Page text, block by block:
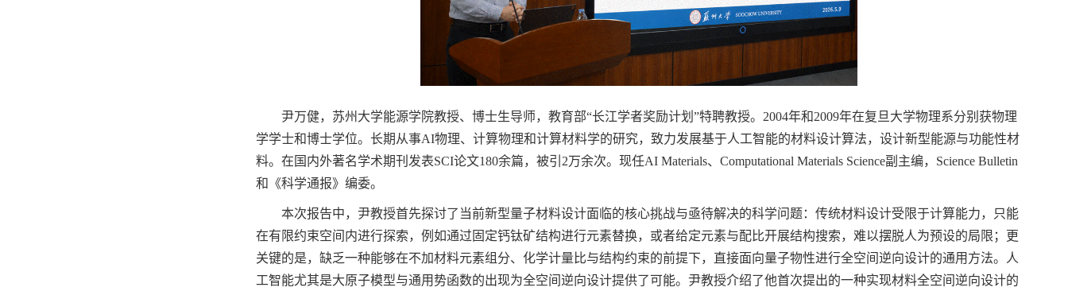
尹万健，苏州大学能源学院教授、博士生导师，教育部“长江学者奖励计划”特聘教授。 2004年和2009年在复旦大学物理系分别获物理
学学士和博士学位。长期从事AI物理、计算物理和计算材料学的研究，致力发展基于人工智能的材料设计算法，设计新型能源与功能性材
料。在国内外著名学术期刊发表SCI论文180余篇，被引 2万余次。现任AI Materials、 Computational Materials Science副主编， Science Bulletin
和《科学通报》编委。
本次报告中，尹教授首先探讨了当前新型量子材料设计面临的核心挑战与亟待解决的科学问题：传统材料设计受限于计算能力，只能
在有限约束空间内进行探索，例如通过固定钙钛矿结构进行元素替换，或者给定元素与配比开展结构搜索，难以摆脱人为预设的局限；更
关键的是，缺乏一种能够在不加材料元素组分、化学计量比与结构约束的前提下，直接面向量子物性进行全空间逆向设计的通用方法。人
工智能尤其是大原子模型与通用势函数的出现为全空间逆向设计提供了可能。尹教授介绍了他首次提出的一种实现材料全空间逆向设计的